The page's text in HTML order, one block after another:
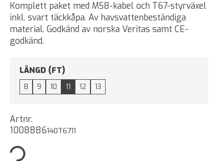
Komplett paket med M58-kabel och T67-styrväxel
inkl. svart täckkåpa. Av havsvattenbeständiga
material. Godkänd av norska Veritas samt CE-
godkänd.
LÄNGD (FT)
8 9 10 11 12 13
Artnr.
1008886140T6711